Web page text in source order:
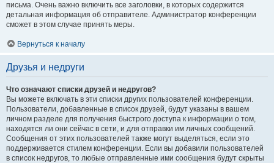
письма. Очень важно включить все заголовки, в которых содержится
детальная информация об отправителе. Администратор конференции
сможет в этом случае принять меры.
Вернуться к началу
Друзья и недруги
Что означают списки друзей и недругов?
Вы можете включать в эти списки других пользователей конференции.
Пользователи, добавленные в список друзей, будут указаны в вашем
личном разделе для получения быстрого доступа к информации о том,
находятся ли они сейчас в сети, и для отправки им личных сообщений.
Сообщения от этих пользователей также могут выделяться, если это
поддерживается стилем конференции. Если вы добавили пользователей
в список недругов, то любые отправленные ими сообщения будут скрыты